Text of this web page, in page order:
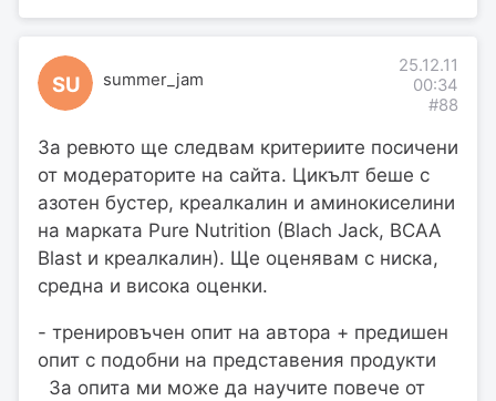
SU summer_jam
25.12.11
00:34
#88
За ревюто ще следвам критериите посичени
от модераторите на сайта. Цикълт беше с
азотен бустер, креалкалин и аминокиселини
на марката Pure Nutrition (Blach Jack, BCAA
Blast и креалкалин). Ще оценявам с ниска,
средна и висока оценки.
- тренировъчен опит на автора + предишен
опит с подобни на представения продукти
За опита ми може да научите повече от